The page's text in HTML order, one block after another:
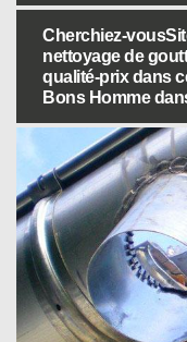
Cherchiez-
nettoyage de
qualité-prix dans
Bons Homme